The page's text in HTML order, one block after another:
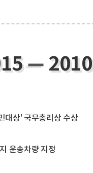
2010
대상' 국무총리상 수상
운송차량 지정